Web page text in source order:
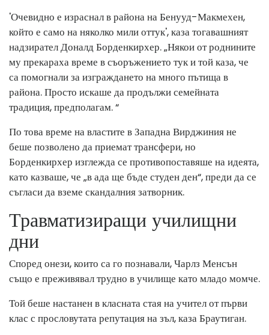
'Очевидно е израснал в района на Бенууд-Макмехен,
който е само на няколко мили оттук', каза тогавашният
надзирател Доналд Борденкирхер. „Някои от роднините
му прекараха време в съоръжението тук и той каза, че
са помогнали за изграждането на много пътища в
района. Просто искаше да продължи семейната
традиция, предполагам. “
По това време на властите в Западна Вирджиния не
беше позволено да приемат трансфери, но
Борденкирхер изглежда се противопоставяше на идеята,
като казваше, че „в ада ще бъде студен ден“, преди да се
съгласи да вземе скандалния затворник.
Травматизиращи училищни
дни
Според онези, които са го познавали, Чарлз Менсън
също е преживявал трудно в училище като младо момче.
Той беше настанен в класната стая на учител от първи
клас с прословутата репутация на зъл, каза Браутиган.